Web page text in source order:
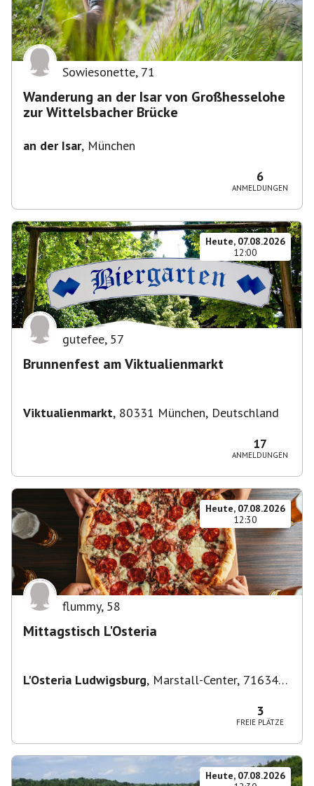
Sowiesonette, 71
Wanderung an der Isar von Großhesselohe
zur Wittelsbacher Brücke
an der Isar, München
6
ANMELDUNGEN
Heute, 07.08.2026
12:00
gutefee, 57
Brunnenfest am Viktualienmarkt
Viktualienmarkt, 80331 München, Deutschland
17
ANMELDUNGEN
Heute, 07.08.2026
12:30
flummy, 58
Mittagstisch L'Osteria
L'Osteria Ludwigsburg, Marstall-Center, 71634
3
FREIE PLÄTZE
Heute, 07.08.2026